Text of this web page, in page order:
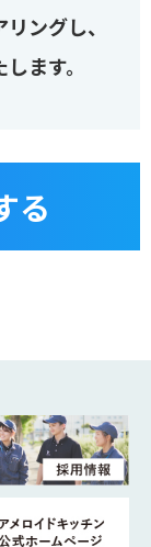
ングし、
ます。
る